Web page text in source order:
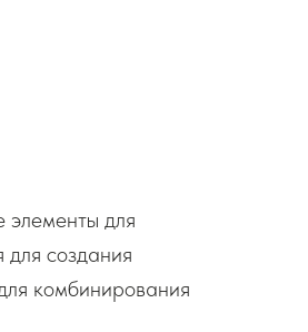
для
создания
комбинирования